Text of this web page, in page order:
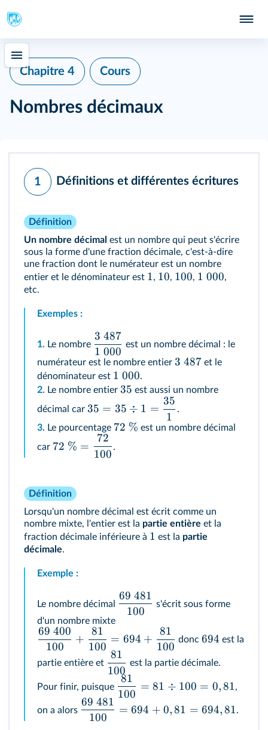
Chapitre 4 Cours
Nombres décimaux
1 Définitions et différentes écritures
Définition
Un nombre décimal est un nombre qui peut s'écrire
sous la forme d'une fraction décimale, c'est-à-dire
une fraction dont le numérateur est un nombre
entier et le dénominateur est 1, 10, 100, 1 000,
etc.
Exemples :
1. Le nombre
1 000
3 487
est un nombre décimal : le
numérateur est le nombre entier 3 487 et le
dénominateur est 1 000.
2. Le nombre entier 35 est aussi un nombre
décimal car 35 = 35 ÷ 1 =
1
35
.
3. Le pourcentage 72 % est un nombre décimal
car 72 % =
100
72
.
Définition
Lorsqu'un nombre décimal est écrit comme un
nombre mixte, l'entier est la partie entière et la
fraction décimale inférieure à 1 est la partie
décimale.
Exemple :
Le nombre décimal
100
69 481
s'écrit sous forme
d'un nombre mixte
100
69 400
+
100
81
= 694 +
100
81
donc 694 est la
partie entière et
100
81
est la partie décimale.
Pour finir, puisque
100
81
= 81 ÷ 100 = 0,81,
on a alors
100
69 481
= 694 + 0,81 = 694,81.